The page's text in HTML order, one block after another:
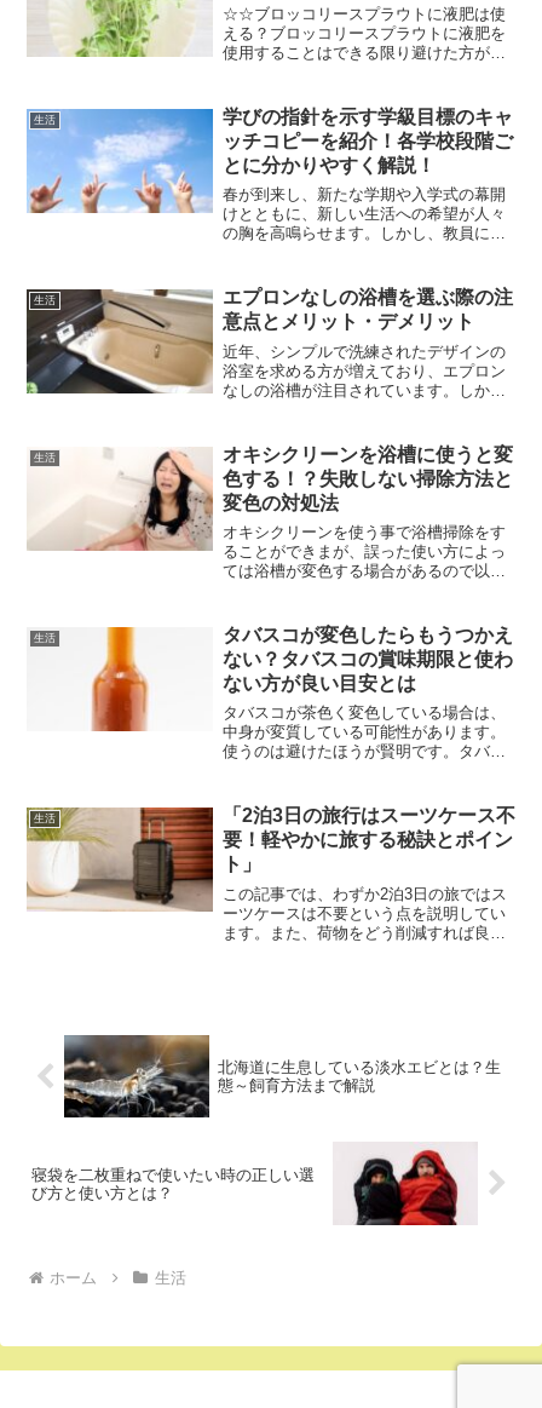
☆☆ブロッコリースプラウトに液肥は使
える？ブロッコリースプラウトに液肥を
使用することはできる限り避けた方が無
です。スプラウトとは何でしょうか？
「新芽野菜」とも言い主に豆...
生活
学びの指針を示す学級目標のキャ
ッチコピーを紹介！各学校段階ご
とに分かりやすく解説！
春が到来し、新たな学期や入学式の幕開
けとともに、新しい生活への希望が人々
の胸を高鳴らせます。しかし、教員にと
なりがちです。学級目標は、クラスの雰
囲気や一体感に影響を及ぼ...
生活
エプロンなしの浴槽を選ぶ際の注
意点とメリット・デメリット
近年、シンプルで洗練されたデザインの
浴室を求める方が増えており、エプロン
なしの浴槽が注目されています。しか
ど、事前に考慮すべきポイントがいくつ
かあります。本記事では、エ...
生活
オキシクリーンを浴槽に使うと変
色する！？失敗しない掃除方法と
変色の対処法
オキシクリーンを使う事で浴槽掃除をす
ることができまが、誤った使い方によっ
ては浴槽が変色する場合があるので以下
• 残り湯を使った浴槽洗浄特に、木製製
品や大理石は...
生活
タバスコが変色したらもうつかえ
ない？タバスコの賞味期限と使わ
ない方が良い目安とは
タバスコが茶色く変色している場合は、
中身が変質している可能性があります。
使うのは避けたほうが賢明です。タバス
期限を１ヶ月ほど過ぎても使用すること
が出来るとも言われていま...
生活
「2泊3日の旅行はスーツケース不
要！軽やかに旅する秘訣とポイン
ト」
この記事では、わずか2泊3日の旅ではス
ーツケースは不要という点を説明してい
ます。また、荷物をどう削減すれば良い
北海道に生息している淡水エビとは？生
態～飼育方法まで解説
寝袋を二枚重ねで使いたい時の正しい選
び方と使い方とは？
ホーム 生活